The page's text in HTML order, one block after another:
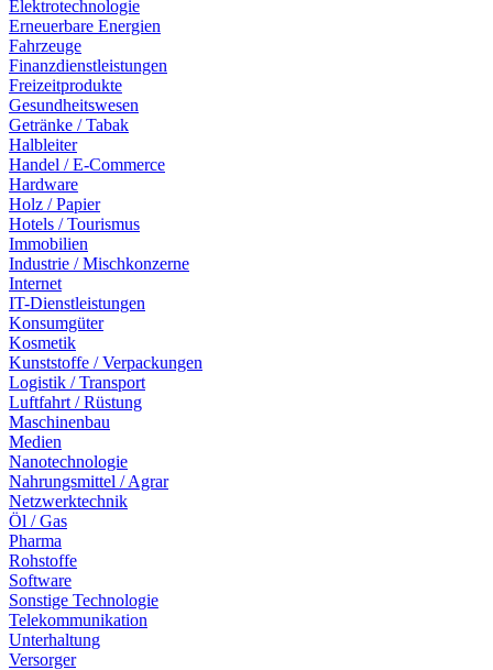
Elektrotechnologie
Erneuerbare Energien
Fahrzeuge
Finanzdienstleistungen
Freizeitprodukte
Gesundheitswesen
Getränke / Tabak
Halbleiter
Handel / E-Commerce
Hardware
Holz / Papier
Hotels / Tourismus
Immobilien
Industrie / Mischkonzerne
Internet
IT-Dienstleistungen
Konsumgüter
Kosmetik
Kunststoffe / Verpackungen
Logistik / Transport
Luftfahrt / Rüstung
Maschinenbau
Medien
Nanotechnologie
Nahrungsmittel / Agrar
Netzwerktechnik
Öl / Gas
Pharma
Rohstoffe
Software
Sonstige Technologie
Telekommunikation
Unterhaltung
Versorger